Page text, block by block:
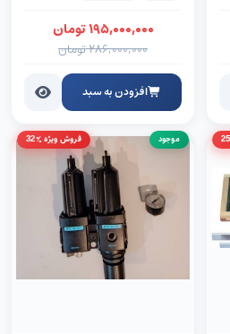
۱۹۵,۰۰۰,۰۰۰تومان
۲۸۶,۰۰۰,۰۰۰تومان
افزودن به سبد
موجود فروش ویژه %32